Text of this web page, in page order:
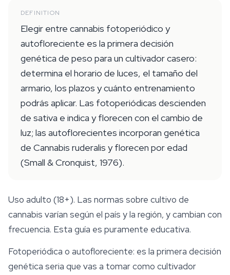
DEFINITION
Elegir entre cannabis fotoperiódico y
autofloreciente es la primera decisión
genética de peso para un cultivador casero:
determina el horario de luces, el tamaño del
armario, los plazos y cuánto entrenamiento
podrás aplicar. Las fotoperiódicas descienden
de sativa e indica y florecen con el cambio de
luz; las autoflorecientes incorporan genética
de Cannabis ruderalis y florecen por edad
(Small & Cronquist, 1976).
Uso adulto (18+). Las normas sobre cultivo de
cannabis varían según el país y la región, y cambian con
frecuencia. Esta guía es puramente educativa.
Fotoperiódica o autofloreciente: es la primera decisión
genética seria que vas a tomar como cultivador